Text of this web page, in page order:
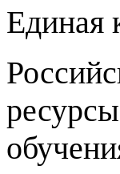
Единая